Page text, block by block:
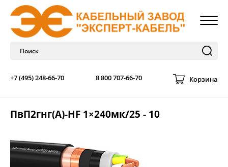
+7 (495) 248-66-70 8 800 707-66-70 Корзина
ПвП2гнг(А)-HF 1×240мк/25 - 10